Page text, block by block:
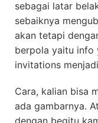
sebagai latar
sebaiknya
akan tetapi
berpola yaitu info
invitations
Cara, kalian bisa
ada gambarnya.